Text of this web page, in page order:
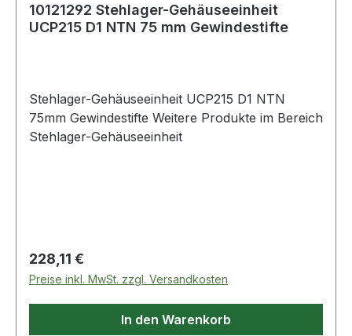
10121292 Stehlager-Gehäuseeinheit
UCP215 D1 NTN 75 mm Gewindestifte
Stehlager-Gehäuseeinheit UCP215 D1 NTN
75mm Gewindestifte Weitere Produkte im Bereich
Stehlager-Gehäuseeinheit
Regulärer Preis:
228,11 €
Preise inkl. MwSt. zzgl. Versandkosten
In den Warenkorb